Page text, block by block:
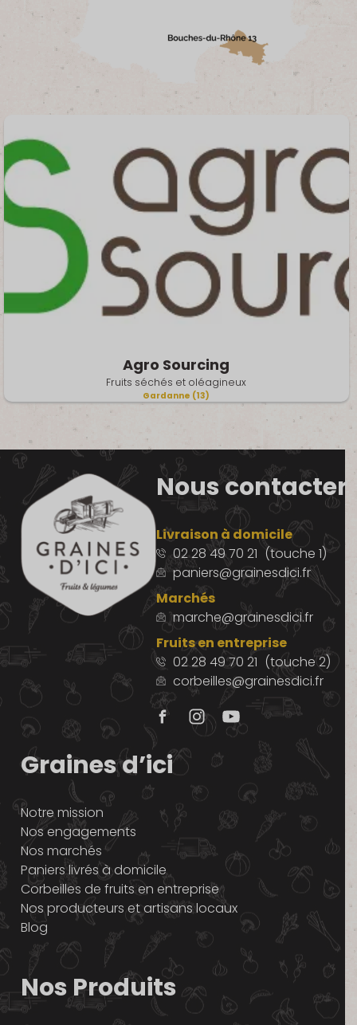
Agro Sourcing
Fruits séchés et oléagineux
Gardanne (13)
Nous contacter
Livraison à domicile
02 28 49 70 21 (touche 1)
paniers@grainesdici.fr
Marchés
marche@grainesdici.fr
Fruits en entreprise
02 28 49 70 21 (touche 2)
corbeilles@grainesdici.fr
Graines d’ici
Notre mission
Nos engagements
Nos marchés
Paniers livrés à domicile
Corbeilles de fruits en entreprise
Nos producteurs et artisans locaux
Blog
Nos Produits